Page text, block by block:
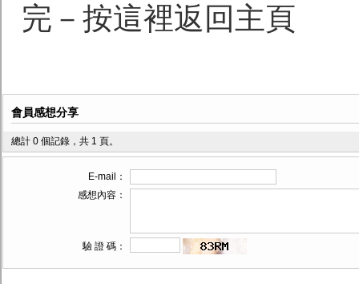
完－按這裡返回主頁
會員感想分享
總計 0 個記錄，共 1 頁。
E-mail：
感想內容：
驗 證 碼：